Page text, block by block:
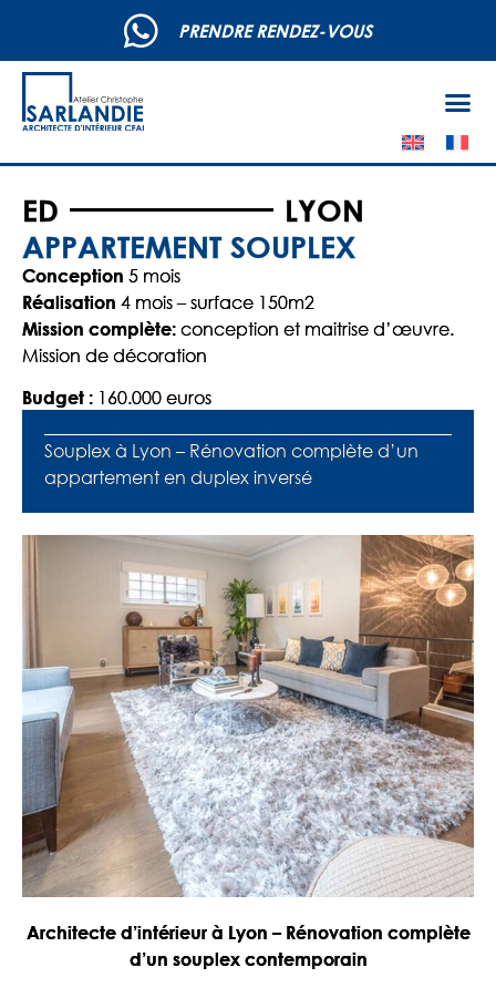
PRENDRE RENDEZ-VOUS
ED
LYON
APPARTEMENT SOUPLEX
Conception 5 mois
Réalisation 4 mois – surface 150m2
Mission complète: conception et maitrise d’œuvre.
Mission de décoration
Budget : 160.000 euros
Souplex à Lyon – Rénovation complète d’un
appartement en duplex inversé
Architecte d’intérieur à Lyon – Rénovation complète
d’un souplex contemporain